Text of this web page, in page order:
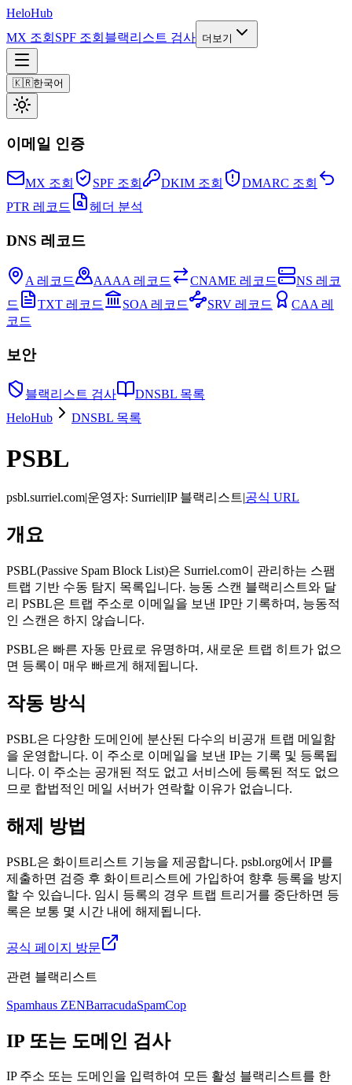
HeloHub
MX 조회 SPF 조회 블랙리스트 검사 더보기
🇰🇷한국어
이메일 인증
MX 조회 SPF 조회 DKIM 조회
DMARC 조회
PTR 레코드
헤더 분석
DNS 레코드
A 레코드 AAAA 레코드 CNAME 레코드
NS 레코
드
TXT 레코드 SOA 레코드 SRV 레코드
CAA 레
코드
보안
블랙리스트 검사
DNSBL 목록
HeloHub
DNSBL 목록
PSBL
psbl.surriel.com|운영자: Surriel|IP 블랙리스트|공식 URL
개요
PSBL(Passive Spam Block List)은 Surriel.com이 관리하는 스팸
트랩 기반 수동 탐지 목록입니다. 능동 스캔 블랙리스트와 달
리 PSBL은 트랩 주소로 이메일을 보낸 IP만 기록하며, 능동적
인 스캔은 하지 않습니다.
PSBL은 빠른 자동 만료로 유명하며, 새로운 트랩 히트가 없으
면 등록이 매우 빠르게 해제됩니다.
작동 방식
PSBL은 다양한 도메인에 분산된 다수의 비공개 트랩 메일함
을 운영합니다. 이 주소로 이메일을 보낸 IP는 기록 및 등록됩
니다. 이 주소는 공개된 적도 없고 서비스에 등록된 적도 없으
므로 합법적인 메일 서버가 연락할 이유가 없습니다.
해제 방법
PSBL은 화이트리스트 기능을 제공합니다. psbl.org에서 IP를
제출하면 검증 후 화이트리스트에 가입하여 향후 등록을 방지
할 수 있습니다. 임시 등록의 경우 트랩 트리거를 중단하면 등
록은 보통 몇 시간 내에 해제됩니다.
공식 페이지 방문
관련 블랙리스트
Spamhaus ZENBarracudaSpamCop
IP 또는 도메인 검사
IP 주소 또는 도메인을 입력하여 모든 활성 블랙리스트를 한